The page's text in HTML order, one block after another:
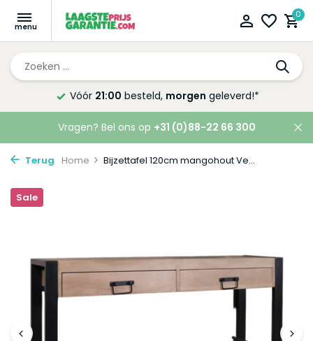
0
Vóór 21:00 besteld, morgen geleverd!*
Vragen? Bel ons op +31 (0)88-22 66 300
Terug Home Bijzettafel 120cm mangohout Ve...
Sale